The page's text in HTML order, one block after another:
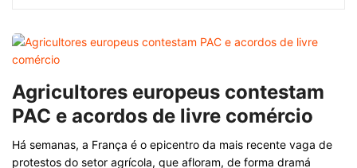
Agricultores europeus contestam
PAC e acordos de livre comércio
Há semanas, a França é o epicentro da mais recente vaga de
protestos do setor agrícola, que afloram, de forma dramá